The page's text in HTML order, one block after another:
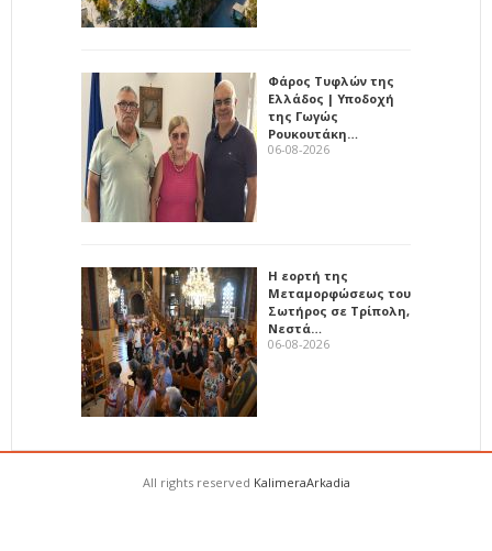
Φάρος Τυφλών της
Ελλάδος | Υποδοχή
της Γωγώς
Ρουκουτάκη…
06-08-2026
Η εορτή της
Μεταμορφώσεως του
Σωτήρος σε Τρίπολη,
Νεστά…
06-08-2026
All rights reserved KalimeraArkadia